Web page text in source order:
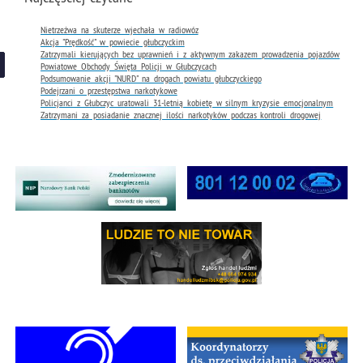
Nietrzeźwa na skuterze wjechała w radiowóz
Akcja "Prędkość" w powiecie głubczyckim
Zatrzymali kierujących bez uprawnień i z aktywnym zakazem prowadzenia pojazdów
Powiatowe Obchody Święta Policji w Głubczycach
Podsumowanie akcji "NURD" na drogach powiatu głubczyckiego
Podejrzani o przestępstwa narkotykowe
Policjanci z Głubczyc uratowali 31-letnią kobietę w silnym kryzysie emocjonalnym
Zatrzymani za posiadanie znacznej ilości narkotyków podczas kontroli drogowej